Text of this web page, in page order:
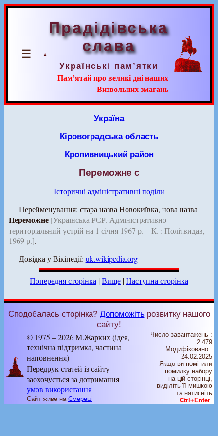
☰
Прадідівська
слава
Українські пам’ятки
Пам’ятай про великі дні наших
Визвольних змагань
Україна
Кіровоградська область
Кропивницький район
Переможне с
Історичні адміністративні поділи
Перейменування: стара назва Новокиївка, нова назва
Переможне [Українська РСР. Адміністративно-
територіальний устрій на 1 січня 1967 р. – К. : Політвидав,
1969 р.].
Довідка у Вікіпедії: uk.wikipedia.org
Попередня сторінка |Вище |Наступна сторінка
Сподобалась сторінка? Допоможітьрозвитку нашого
сайту!
© 1975 – 2026 М.Жарких (ідея,
технічна підтримка, частина
наповнення)
Передрук статей із сайту
заохочується за дотримання
умов використання
Сайт живе на Смереці
Число завантажень :
2 479
Модифіковано :
24.02.2025
Якщо ви помітили
помилку набору
на цiй сторiнцi,
видiлiть її мишкою
та натисніть
Ctrl+Enter.